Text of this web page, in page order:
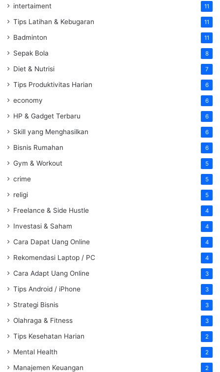
intertaiment 11
Tips Latihan & Kebugaran 11
Badminton 11
Sepak Bola 8
Diet & Nutrisi 7
Tips Produktivitas Harian 6
economy 6
HP & Gadget Terbaru 6
Skill yang Menghasilkan 6
Bisnis Rumahan 6
Gym & Workout 5
crime 5
religi 5
Freelance & Side Hustle 4
Investasi & Saham 4
Cara Dapat Uang Online 4
Rekomendasi Laptop / PC 4
Cara Adapt Uang Online 3
Tips Android / iPhone 3
Strategi Bisnis 3
Olahraga & Fitness 3
Tips Kesehatan Harian 2
Mental Health 2
Manajemen Keuangan 2